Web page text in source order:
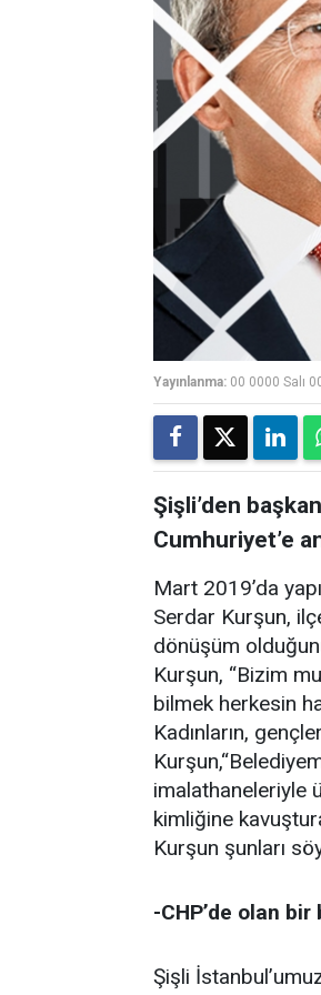
Yayınlanma: 00 0000 Salı
Şişli’den
Cumhuriyet’e
Mart 2019’da
Serdar Kurşun,
dönüşüm
Kurşun, “Bizim
bilmek herkesin
Kadınların,
imalathaneleriyle
kimliğine
Kurşun şunları
-CHP’de olan
Şişli